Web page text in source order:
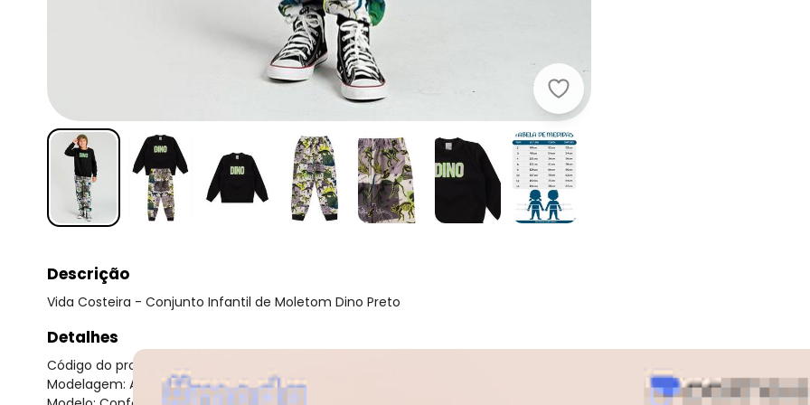
Vida Costeira - Conjunto Infantil de
Descrição
Vida Costeira - Conjunto Infantil de Moletom Dino Preto
Detalhes
Código do produto: 8489805
Modelagem: Ampla